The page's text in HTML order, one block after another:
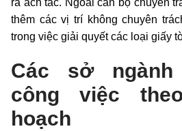
ra ách tắc. Ngoài cán bộ chuyên
thêm các vị trí không chuyên
trong việc giải quyết các loại giấy
Các sở
công việc
hoạch